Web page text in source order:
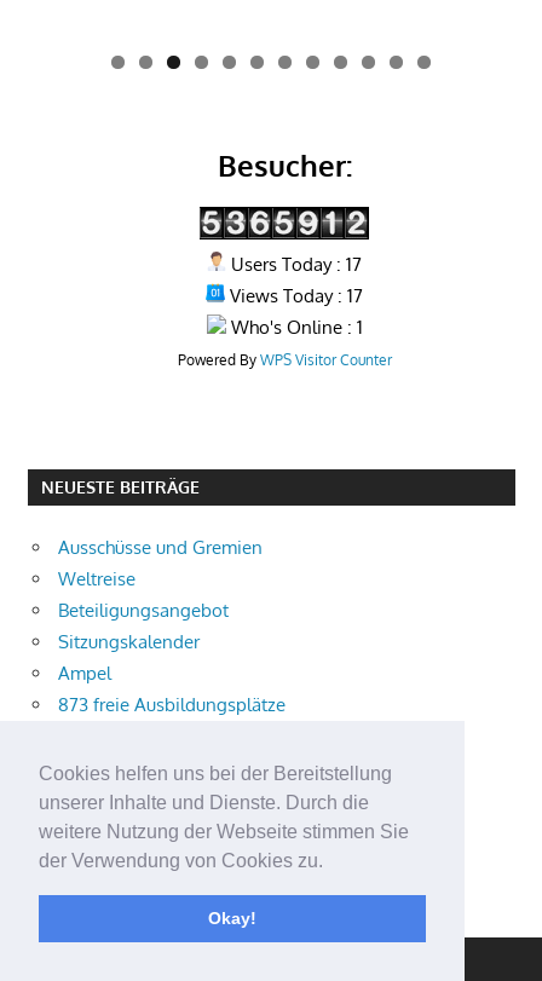
Cookies helfen uns bei der Bereitstellung
unserer Inhalte und Dienste. Durch die
weitere Nutzung der Webseite stimmen Sie
der Verwendung von Cookies zu.
Okay!
0 1 2
Besucher:
Users Today : 17
Views Today : 17
Who's Online : 1
Powered By WPS Visitor Counter
NEUESTE BEITRÄGE
Ausschüsse und Gremien
Weltreise
Beteiligungsangebot
Sitzungskalender
Ampel
873 freie Ausbildungsplätze
Aktuelle Verkehrsmeldungen
Terracliff
Wärmeplanung
Demokratie-Tag 2026
Neuer Jahrgang